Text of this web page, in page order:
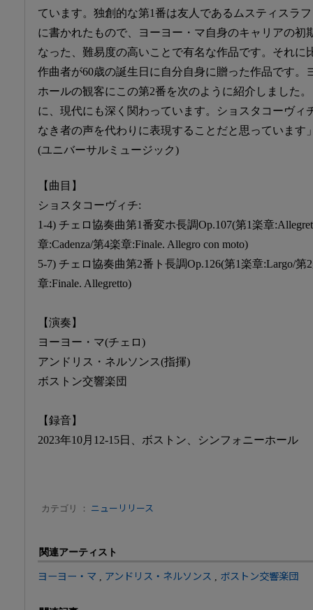
ています。独創的な第1番は友人であるムスティスラ
に書かれたもので、ヨーヨー・マ自身のキャリアの初
なった、難易度の高いことで有名な作品です。それに
作曲者が60歳の誕生日に自分自身に贈った作品です。
ホールの観客にこの第2番を次のように紹介しました
に、現代にも深く関わっています。ショスタコーヴィ
なき者の声を代わりに表現することだと思っています
(ユニバーサルミュージック)
【曲目】
ショスタコーヴィチ:
1-4) チェロ協奏曲第1番変ホ長調Op.107(第1楽章
章:Cadenza/第4楽章:Finale. Allegro con moto)
5-7) チェロ協奏曲第2番ト長調Op.126(第1楽章:Largo/第
章:Finale. Allegretto)
【演奏】
ヨーヨー・マ(チェロ)
アンドリス・ネルソンス(指揮)
ボストン交響楽団
【録音】
2023年10月12-15日、ボストン、シンフォニーホール
カテゴリ ： ニューリリース
関連アーティスト
ヨーヨー・マ , アンドリス・ネルソンス , ボストン交響楽団